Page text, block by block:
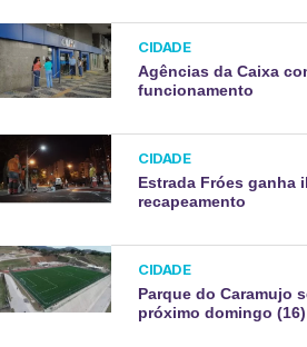
CIDADE
Agências da Caixa
funcionamento
CIDADE
Estrada Fróes ganha
recapeamento
CIDADE
Parque do Caramujo
próximo domingo (16)